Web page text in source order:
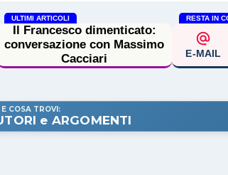
ULTIMI ARTICOLI RESTA IN
E-MAIL
E COSA TROVI:
e ARGOMENTI